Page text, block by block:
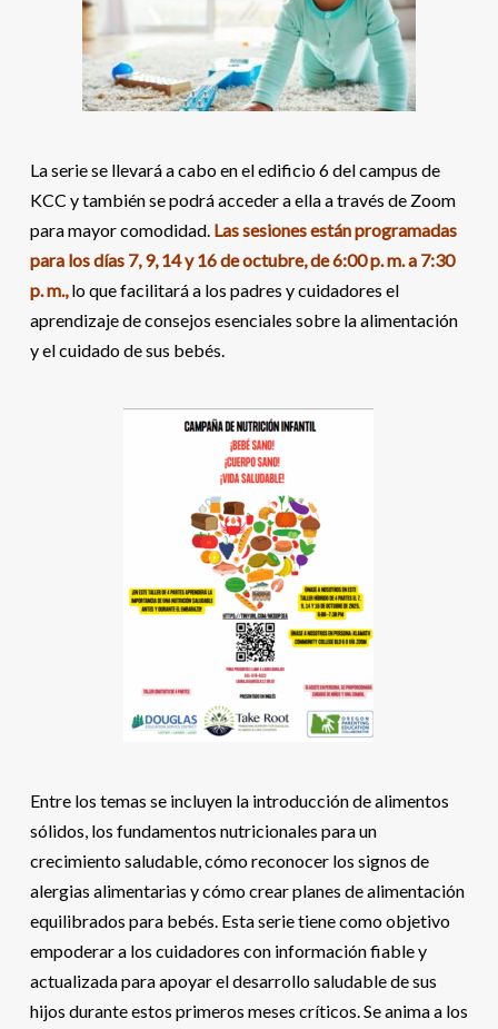
La serie se llevará a cabo en el edificio 6 del campus de
KCC y también se podrá acceder a ella a través de Zoom
para mayor comodidad. Las sesiones están programadas
para los días 7, 9, 14 y 16 de octubre, de 6:00 p. m. a 7:30
p. m.,lo que facilitará a los padres y cuidadores el
aprendizaje de consejos esenciales sobre la alimentación
y el cuidado de sus bebés.
Entre los temas se incluyen la introducción de alimentos
sólidos, los fundamentos nutricionales para un
crecimiento saludable, cómo reconocer los signos de
alergias alimentarias y cómo crear planes de alimentación
equilibrados para bebés. Esta serie tiene como objetivo
empoderar a los cuidadores con información fiable y
actualizada para apoyar el desarrollo saludable de sus
hijos durante estos primeros meses críticos. Se anima a los